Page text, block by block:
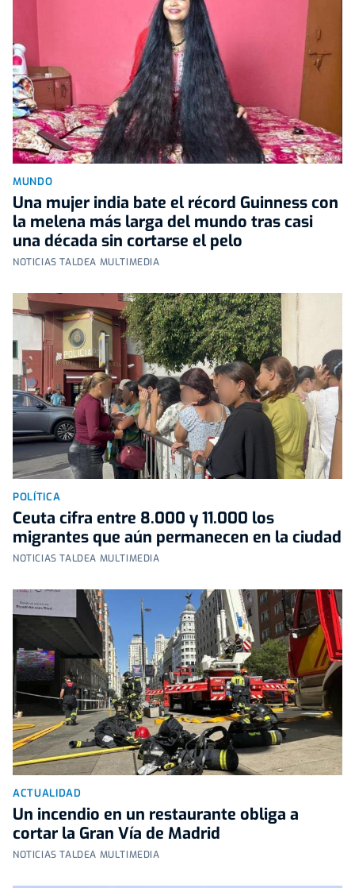
MUNDO
Una mujer india bate el récord Guinness con
la melena más larga del mundo tras casi
una década sin cortarse el pelo
NOTICIAS TALDEA MULTIMEDIA
POLÍTICA
Ceuta cifra entre 8.000 y 11.000 los
migrantes que aún permanecen en la ciudad
NOTICIAS TALDEA MULTIMEDIA
ACTUALIDAD
Un incendio en un restaurante obliga a
cortar la Gran Vía de Madrid
NOTICIAS TALDEA MULTIMEDIA